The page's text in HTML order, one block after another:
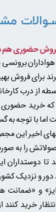
برونسی
برای فروش
از درب
خرید حضوری
اما با توجه
اخیر این
را به
تا دوستداران
دور و نزدیک
و «ضمانت
خرید